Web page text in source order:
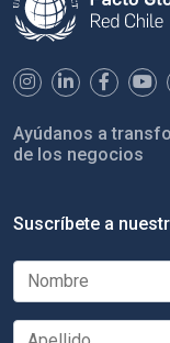
Ayúdanos a
de los negocios
Suscríbete a